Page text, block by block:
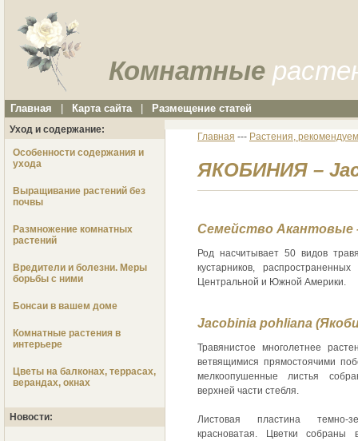
Комнатные
Главная Карта сайта Размещение статей
Уход и содержание:
Особенности содержания и
ухода
Выращивание растений без
почвы
Размножение комнатных
растений
Вредители и болезни. Меры
борьбы с ними
Бонсаи в вашем доме
Комнатные растения в
интерьере
Цветы на балконах, террасах,
верандах, окнах
Новости:
Главная --- Растения,
ЯКОБИНИЯ –
Семейство Акантовые
Род насчитывает 50 видов
кустарников,
Центральной и Южной Америки.
Jacobinia pohliana
Травянистое многолетнее
ветвящимися прямостоячими
мелкоопушенные листья
верхней части стебля.
Листовая пластина темно-
красноватая. Цветки собраны